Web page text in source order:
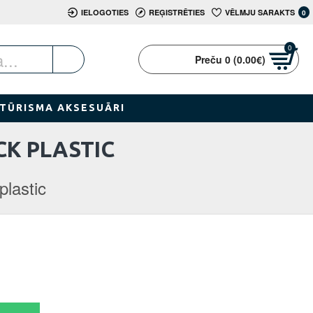
IELOGOTIES REĢISTRĒTIES VĒLMJU SARAKTS 0
Preču 0 (0.00€)
0
TŪRISMA AKSESUĀRI
PLASTIC